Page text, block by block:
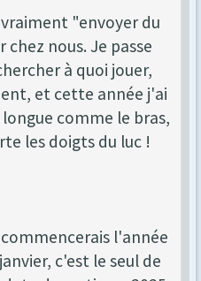
"envoyer du
nous. Je passe
à quoi jouer,
et cette année j'ai
comme le bras,
les doigts du luc !
l'année
c'est le seul de